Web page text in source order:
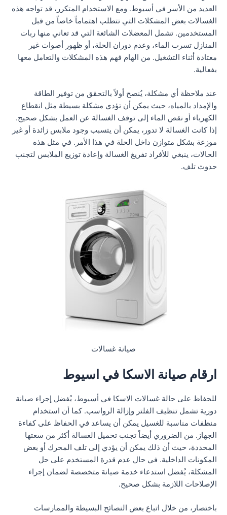
العديد من الأسر في أسيوط. ومع الاستخدام المتكرر، قد تواجه هذه
الغسالات بعض المشكلات التي تتطلب اهتماماً خاصاً من قبل
المستخدمين. تشمل المعضلات الشائعة التي قد تعاني منها ربات
المنازل تسرب الماء، وعدم دوران الحلة، أو ظهور أصوات غير
معتادة أثناء التشغيل. من الهام فهم هذه المشكلات والتعامل معها
بفعالية.
عند ملاحظة أي مشكلة، يُنصح أولاً بالتحقق من توفير الطاقة
والإمداد بالمياه، حيث يمكن أن تؤدي مشكلة بسيطة مثل انقطاع
الكهرباء أو نقص الماء إلى توقف الغسالة عن العمل بشكل صحيح.
إذا كانت الغسالة لا تدور، يمكن أن يتسبب وجود ملابس زائدة أو غير
موزعة بشكل متوازن داخل الحلة في هذا الأمر. في مثل هذه
الحالات، ينبغي للأفراد تفريغ الغسالة وإعادة توزيع الملابس لتجنب
حدوث تلف.
صيانة غسالات
ارقام صيانة الاسكا في اسيوط
للحفاظ على حالة غسالات الاسكا في أسيوط، يُفضل إجراء صيانة
دورية تشمل تنظيف الفلتر وإزالة الرواسب. كما أن استخدام
منظفات مناسبة للغسيل يمكن أن يساعد في الحفاظ على كفاءة
الجهاز. من الضروري أيضاً تجنب تحميل الغسالة أكثر من سعتها
المحددة، حيث أن ذلك يمكن أن يؤدي إلى تلف المحرك أو بعض
المكونات الداخلية. في حال عدم قدرة المستخدم على حل
المشكلة، يُفضل استدعاء خدمة صيانة متخصصة لضمان إجراء
الإصلاحات اللازمة بشكل صحيح.
باختصار، من خلال اتباع بعض النصائح البسيطة والممارسات